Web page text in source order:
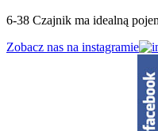
6-38 Czajnik ma idealną
Zobacz nas na instagramie